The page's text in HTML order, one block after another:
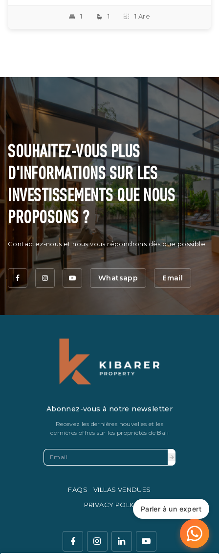
1 1 1 Are
SOUHAITEZ-VOUS PLUS
D'INFORMATIONS SUR LES
INVESTISSEMENTS QUE NOUS
PROPOSONS ?
Contactez-nous et nous vous répondrons dès que possible.
Whatsapp Email
Abonnez-vous à notre newsletter
Recevez les dernières nouvelles et les
dernières offres sur les propriétés de Bali
FAQS
VILLAS VENDUES
PRIVACY POLICY Parler à un expert